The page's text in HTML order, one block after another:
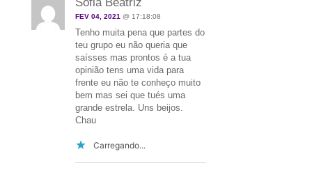
FEV 04, 2021 @ 17:18:08
Tenho muita pena que partes do
teu grupo eu não queria que
saísses mas prontos é a tua
opinião tens uma vida para
frente eu não te conheço muito
bem mas sei que tués uma
grande estrela. Uns beijos.
Chau
Carregando...